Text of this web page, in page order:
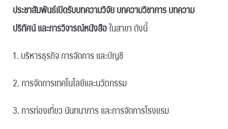
ประชาสัมพันธ์เปิดรับบทความวิจัย บทความวิชาการ บทความ
ปริทัศน์ และการวิจารณ์หนังสือในสาขา ดังนี้
1. บริหารธุรกิจ การจัดการ และบัญชี
2. การจัดการเทคโนโลยีและนวัตกรรม
3. การท่องเที่ยว นันทนาการ และการจัดการโรงแรม